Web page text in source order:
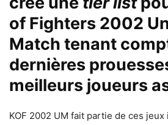
of Fighters 2002
Match tenant
dernières
meilleurs joueurs
KOF 2002 UM fait partie de ces